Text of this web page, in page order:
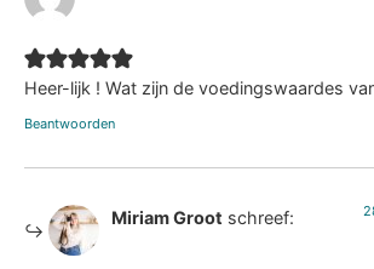
Heer-lijk ! Wat zijn de voedingswaardes
Beantwoorden
Miriam Groot schreef: